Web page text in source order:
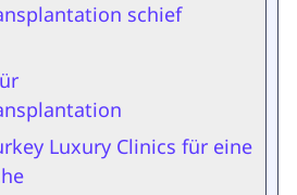
schief
Luxury Clinics für eine